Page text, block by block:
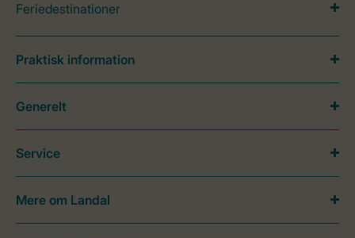
Feriedestinationer
Praktisk information
Generelt
Service
Mere om Landal